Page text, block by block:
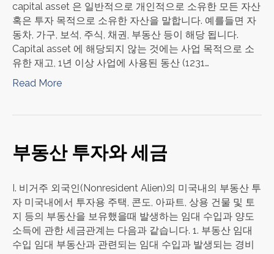
capital asset 은 일반적으로 개인적으로 소유한 모든 자산
혹은 투자 목적으로 소유한 자산을 말합니다. 예를들면 자
동차, 가구, 보석, 주식, 채권, 부동산 등이 해당 됩니다.
Capital asset 에 해당되지 않는 것에는 사업 목적으로 소
유한 재고, 1년 이상 사업에 사용된 동산 (1231…
Read More
부동산 투자와 세금
I. 비거주 외국인(Nonresident Alien)의 미국내의 부동산 투
자 미국내에서 투자용 주택, 콘도, 아파트, 상용 건물 및 토
지 등의 부동산을 보유했을때 발생하는 임대 수입과 양도
소득에 관한 세금관계는 다음과 같습니다. 1. 부동산 임대
수입 임대 부동산과 관련되는 임대 수입과 발생되는 경비